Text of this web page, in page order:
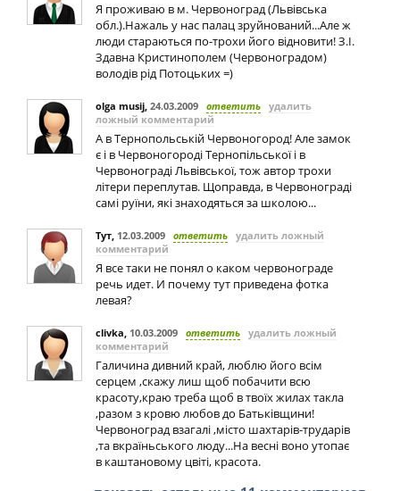
Я проживаю в м. Червоноград (Львівська
обл.).Нажаль у нас палац зруйнований...Але ж
люди стараються по-трохи його відновити! З.І.
Здавна Кристинополем (Червоноградом)
володів рід Потоцьких =)
olga musij, 24.03.2009 ответить удалить
ложный комментарий
А в Тернопольській Червоногород! Але замок
є і в Червоногороді Тернопільської і в
Червонограді Львівської, тож автор трохи
літери переплутав. Щоправда, в Червонограді
самі руїни, які знаходяться за школою...
Тут, 12.03.2009 ответить удалить ложный
комментарий
Я все таки не понял о каком червонограде
речь идет. И почему тут приведена фотка
левая?
clivka, 10.03.2009 ответить удалить ложный
комментарий
Галичина дивний край, люблю його всім
серцем ,скажу лиш щоб побачити всю
красоту,краю треба щоб в твоїх жилах такла
,разом з кровю любов до Батьківщини!
Червоноград взагалі ,місто шахтарів-трударів
,та вкраїньського люду...На весні воно утопає
в каштановому цвіті, красота.